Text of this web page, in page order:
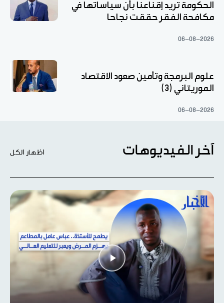
الحكومة تريد إقناعنا بأن سياساتها في
مكافحة الفقر حققت نجاحا
06-08-2026
علوم البرمجة وتأمين صعود الاقتصاد
الموريتاني (3)
06-08-2026
آخر الفيديوهات اظهار الكل